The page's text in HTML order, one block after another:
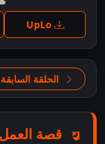
الحلقة السابقة
قصة